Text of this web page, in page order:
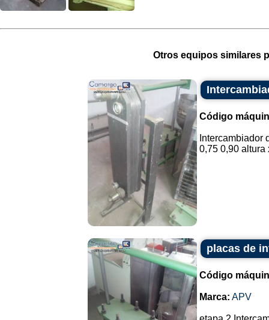
Otros equipos similares
Código
Intercambiador
0,75 0,90 altura
placas de
Código
Marca: APV